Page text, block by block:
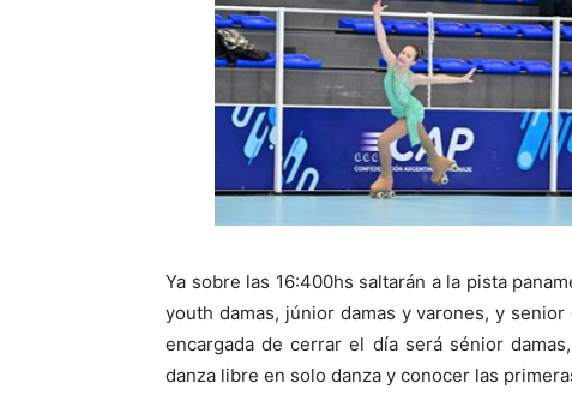
Ya sobre las 16:400hs saltarán a la pista
youth damas, júnior damas y varones, y
encargada de cerrar el día será sénior
danza libre en solo danza y conocer las